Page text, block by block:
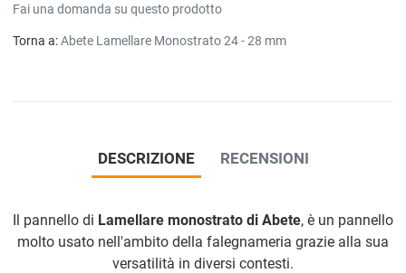
Fai una domanda su questo prodotto
Torna a:Abete Lamellare Monostrato 24 - 28 mm
DESCRIZIONE RECENSIONI
Il pannello di Lamellare monostrato di Abete, è un pannello
molto usato nell'ambito della falegnameria grazie alla sua
versatilità in diversi contesti.